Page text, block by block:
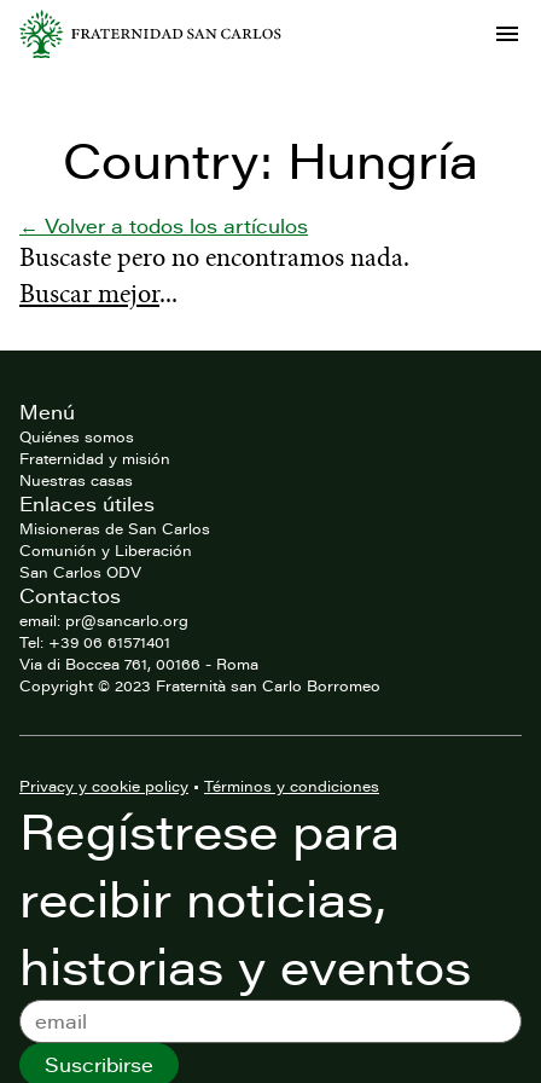
Country: Hungría
← Volver a todos los artículos
Buscastepero no encontramos nada.
Buscar mejor...
Footer
website
Menú
Quiénes somos
Fraternidad y misión
Nuestras casas
Enlaces útiles
Misioneras de San Carlos
Comunión y Liberación
San Carlos ODV
Contactos
email: pr@sancarlo.org
Tel: +39 06 61571401
Via di Boccea 761, 00166 - Roma
Copyright © 2023 Fraternità san Carlo Borromeo
Privacy y cookie policy • Términos y condiciones
Regístrese para
recibir noticias,
historias y eventos
Suscribirse